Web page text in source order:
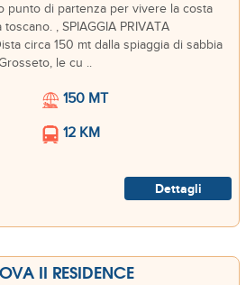
punto di partenza per vivere la costa
, SPIAGGIA PRIVATA
circa 150 mt dalla spiaggia di sabbia
le cu ..
150 MT
12 KM
Dettagli
II RESIDENCE